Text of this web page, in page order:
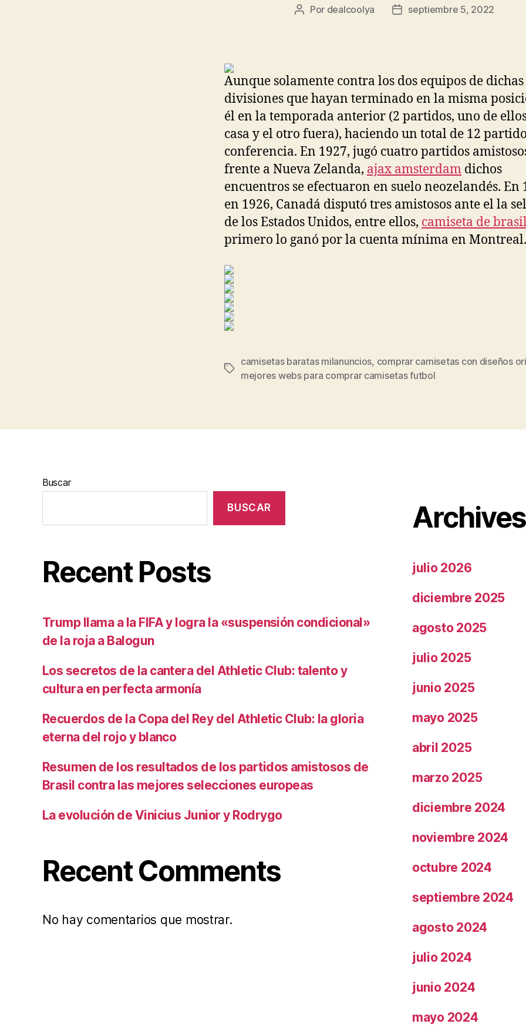
Autor
Por dealcoolya
Fechaseptiembre 5, 2022
Aunque solamente contra los dos equipos de dichas
divisiones que hayan terminado en la misma
él en la temporada anterior (2 partidos, uno de
casa y el otro fuera), haciendo un total de 12
conferencia. En 1927, jugó cuatro partidos
frente a Nueva Zelanda, ajax amsterdam dichos
encuentros se efectuaron en suelo neozelandés. En
en 1926, Canadá disputó tres amistosos ante el la
de los Estados Unidos, entre ellos, camiseta de
primero lo ganó por la cuenta mínima en Montreal.
Etiquetas
camisetas baratas milanuncios, comprar camisetas con diseños
mejores webs para comprar camisetas futbol
Buscar
BUSCAR
Recent Posts
Trump llama a la FIFA y logra la «suspensión condicional»
de la roja a Balogun
Los secretos de la cantera del Athletic Club: talento y
cultura en perfecta armonía
Recuerdos de la Copa del Rey del Athletic Club: la gloria
eterna del rojo y blanco
Resumen de los resultados de los partidos amistosos de
Brasil contra las mejores selecciones europeas
La evolución de Vinicius Junior y Rodrygo
Recent Comments
No hay comentarios que mostrar.
Archives
julio 2026
diciembre 2025
agosto 2025
julio 2025
junio 2025
mayo 2025
abril 2025
marzo 2025
diciembre 2024
noviembre 2024
octubre 2024
septiembre 2024
agosto 2024
julio 2024
junio 2024
mayo 2024